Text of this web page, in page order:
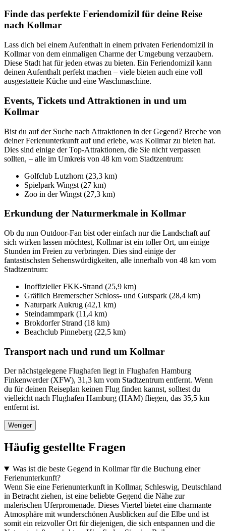
Finde das perfekte Feriendomizil für deine Reise
nach Kollmar
Lass dich bei einem Aufenthalt in einem privaten Feriendomizil in
Kollmar von dem einmaligen Charme der Umgebung verzaubern.
Diese Stadt hat für jeden etwas zu bieten. Ein Feriendomizil kann
deinen Aufenthalt perfekt machen – viele bieten auch eine voll
ausgestattete Küche und eine Waschmaschine.
Events, Tickets und Attraktionen in und um
Kollmar
Bist du auf der Suche nach Attraktionen in der Gegend? Breche von
deiner Ferienunterkunft auf und erlebe, was Kollmar zu bieten hat.
Dies sind einige der Top-Attraktionen, die Sie nicht verpassen
sollten, – alle im Umkreis von 48 km vom Stadtzentrum:
Golfclub Lutzhorn (23,3 km)
Spielpark Wingst (27 km)
Zoo in der Wingst (27,3 km)
Erkundung der Naturmerkmale in Kollmar
Ob du nun Outdoor-Fan bist oder einfach nur die Landschaft auf
sich wirken lassen möchtest, Kollmar ist ein toller Ort, um einige
Stunden im Freien zu verbringen. Dies sind einige der
fantastischsten Sehenswürdigkeiten, alle innerhalb von 48 km vom
Stadtzentrum:
Inoffizieller FKK-Strand (25,9 km)
Gräflich Bremerscher Schloss- und Gutspark (28,4 km)
Naturpark Aukrug (42,1 km)
Steindammpark (11,4 km)
Brokdorfer Strand (18 km)
Beachclub Pinneberg (22,5 km)
Transport nach und rund um Kollmar
Der nächstgelegene Flughafen liegt in Flughafen Hamburg
Finkenwerder (XFW), 31,3 km vom Stadtzentrum entfernt. Wenn
du für deinen Reiseplan keinen Flug finden kannst, solltest du
vielleicht nach Flughafen Hamburg (HAM) fliegen, das 35,5 km
entfernt ist.
Weniger
Häufig gestellte Fragen
Was ist die beste Gegend in Kollmar für die Buchung einer
Ferienunterkunft?
Wenn Sie eine Ferienunterkunft in Kollmar, Schleswig, Deutschland
in Betracht ziehen, ist eine beliebte Gegend die Nähe zur
malerischen Uferpromenade. Dieses Viertel bietet eine charmante
Atmosphäre mit wunderschönen Ausblicken auf die Elbe und ist
somit ein reizvoller Ort für diejenigen, die sich entspannen und die